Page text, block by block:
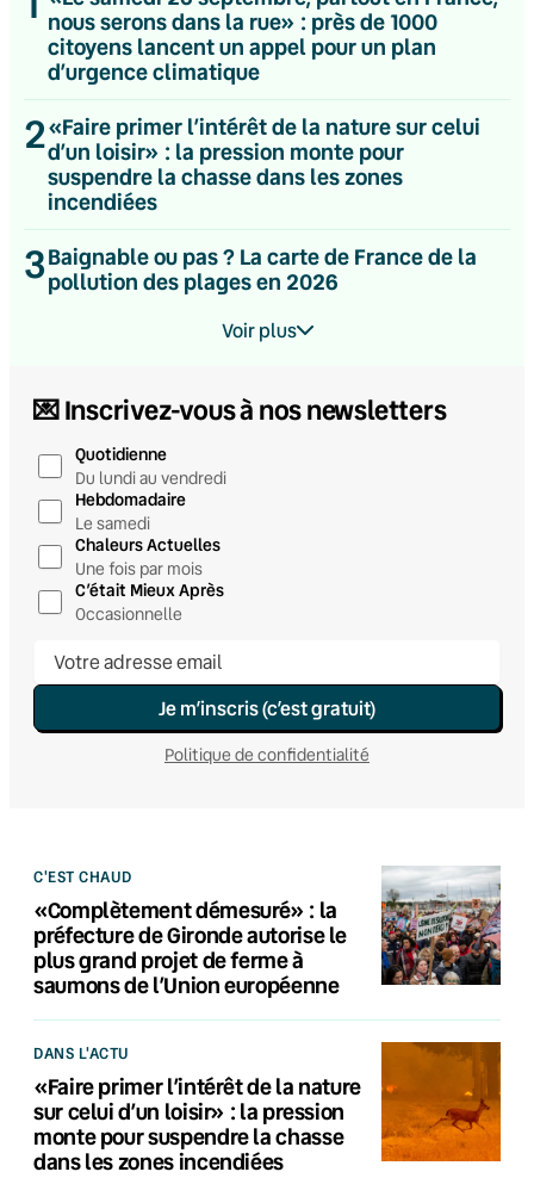
nous serons dans la rue» : près de 1000
citoyens lancent un appel pour un plan
d’urgence climatique
2«Faire primer l’intérêt de la nature sur celui
d’un loisir» : la pression monte pour
suspendre la chasse dans les zones
incendiées
3Baignable ou pas ? La carte de France de la
pollution des plages en 2026
Voir plus
💌 Inscrivez-vous à nos newsletters
Quotidienne
Du lundi au vendredi
Hebdomadaire
Le samedi
Chaleurs Actuelles
Une fois par mois
C’était Mieux Après
Occasionnelle
Je m’inscris (c’est gratuit)
Politique de confidentialité
C'EST CHAUD
«Complètement démesuré» : la
préfecture de Gironde autorise le
plus grand projet de ferme à
saumons de l’Union européenne
DANS L'ACTU
«Faire primer l’intérêt de la nature
sur celui d’un loisir» : la pression
monte pour suspendre la chasse
dans les zones incendiées